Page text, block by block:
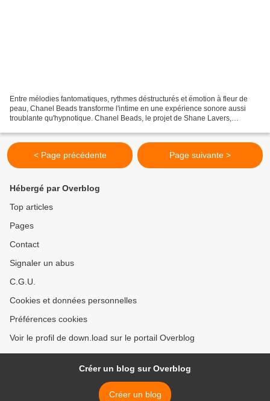
Entre mélodies fantomatiques, rythmes déstructurés et émotion à fleur de
peau, Chanel Beads transforme l'intime en une expérience sonore aussi
troublante qu'hypnotique. Chanel Beads, le projet de Shane Lavers,
< Page précédente Page suivante >
Hébergé par Overblog
Top articles
Pages
Contact
Signaler un abus
C.G.U.
Cookies et données personnelles
Préférences cookies
Voir le profil de down.load sur le portail Overblog
Créer un blog sur Overblog
Créer un blog